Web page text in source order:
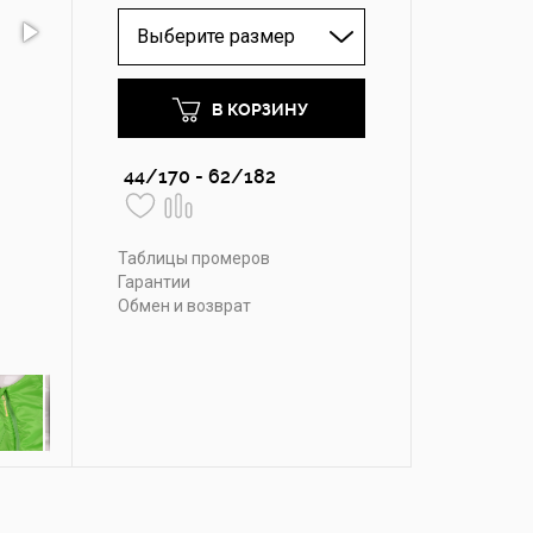
Выберите размер
В КОРЗИНУ
44/170 - 62/182
Таблицы промеров
Гарантии
Обмен и возврат